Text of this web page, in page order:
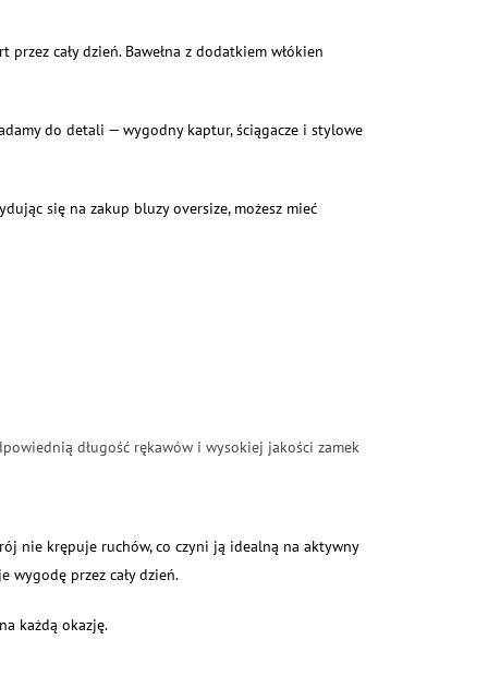
cały dzień. Bawełna z dodatkiem włókien
do detali — wygodny kaptur, ściągacze i stylowe
się na zakup bluzy oversize, możesz mieć
długość rękawów i wysokiej jakości zamek
nie krępuje ruchów, co czyni ją idealną na aktywny
wygodę przez cały dzień.
każdą okazję.